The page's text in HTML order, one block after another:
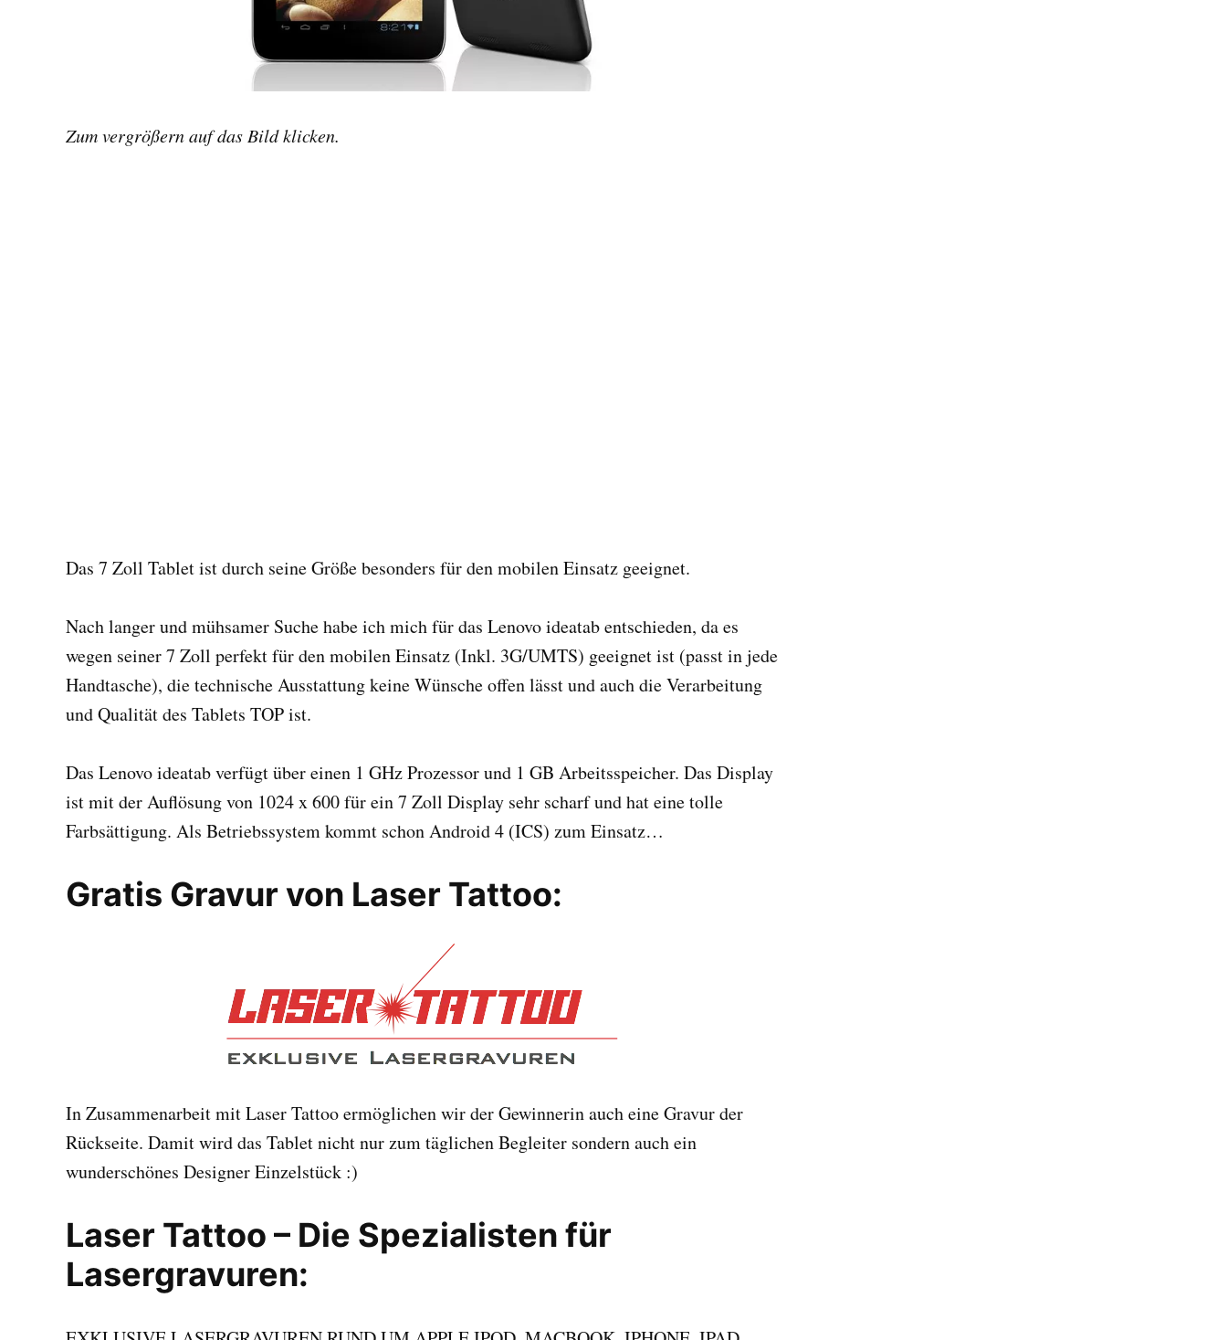
Zum vergrößern auf das Bild klicken.
Das 7 Zoll Tablet ist durch seine Größe besonders für den mobilen Einsatz geeignet.
Nach langer und mühsamer Suche habe ich mich für das Lenovo ideatab entschieden, da es
wegen seiner 7 Zoll perfekt für den mobilen Einsatz (Inkl. 3G/UMTS) geeignet ist (passt in jede
Handtasche), die technische Ausstattung keine Wünsche offen lässt und auch die Verarbeitung
und Qualität des Tablets TOP ist.
Das Lenovo ideatab verfügt über einen 1 GHz Prozessor und 1 GB Arbeitsspeicher. Das Display
ist mit der Auflösung von 1024 x 600 für ein 7 Zoll Display sehr scharf und hat eine tolle
Farbsättigung. Als Betriebssystem kommt schon Android 4 (ICS) zum Einsatz…
Gratis Gravur von Laser Tattoo:
In Zusammenarbeit mitLaser Tattooermöglichen wir der Gewinnerin auch eine Gravur der
Rückseite. Damit wird das Tablet nicht nur zum täglichen Begleiter sondern auch ein
wunderschönes Designer Einzelstück :)
Laser Tattoo – Die Spezialisten für
Lasergravuren: